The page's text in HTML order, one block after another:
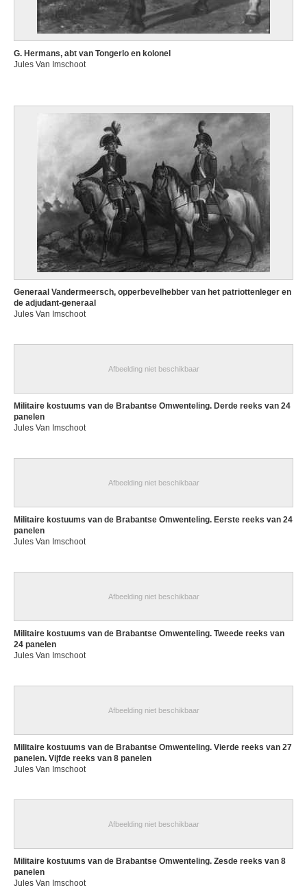
G. Hermans, abt van Tongerlo en kolonel
Jules Van Imschoot
Generaal Vandermeersch, opperbevelhebber van het patriottenleger en
de adjudant-generaal
Jules Van Imschoot
Afbeelding niet beschikbaar
Militaire kostuums van de Brabantse Omwenteling. Derde reeks van 24
panelen
Jules Van Imschoot
Afbeelding niet beschikbaar
Militaire kostuums van de Brabantse Omwenteling. Eerste reeks van 24
panelen
Jules Van Imschoot
Afbeelding niet beschikbaar
Militaire kostuums van de Brabantse Omwenteling. Tweede reeks van
24 panelen
Jules Van Imschoot
Afbeelding niet beschikbaar
Militaire kostuums van de Brabantse Omwenteling. Vierde reeks van 27
panelen. Vijfde reeks van 8 panelen
Jules Van Imschoot
Afbeelding niet beschikbaar
Militaire kostuums van de Brabantse Omwenteling. Zesde reeks van 8
panelen
Jules Van Imschoot